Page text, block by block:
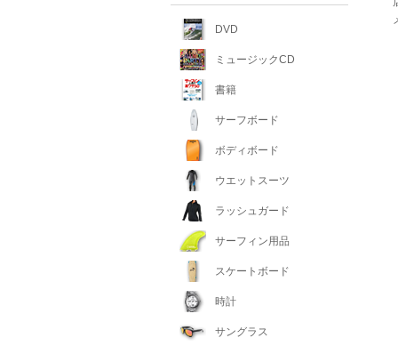
DVD
ミュージックCD
書籍
サーフボード
ボディボード
ウエットスーツ
ラッシュガード
サーフィン用品
スケートボード
時計
サングラス